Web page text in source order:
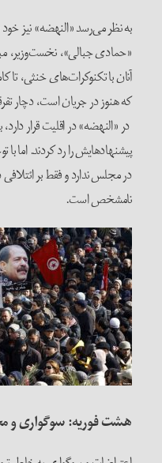
به نظر می‌رسد «النهضه» نیز خود
«حمادی جبالی»، نخست‌وزیر،
آنان با تکنوکرات‌های خنثی،
که هنوز در جریان است، دچار
در «النهضه» در اقلیت قرار
پیشنهادها‌یش را رد کردند. اما
در مجلس ندارد و فقط بر
نامشخص است.
هشت فوریه: سوگواری و